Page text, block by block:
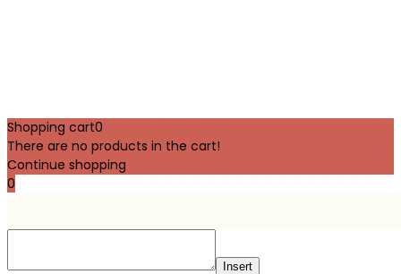
Shopping cart0
There are no products in the cart!
Continue shopping
0
Insert